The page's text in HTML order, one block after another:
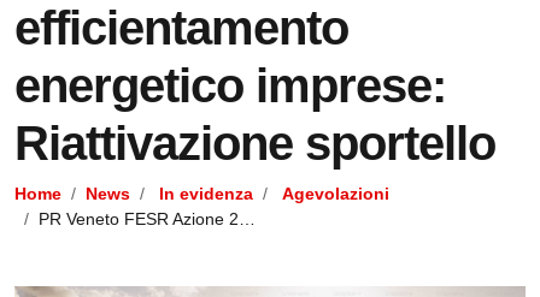
efficientamento
energetico imprese:
Riattivazione sportello
Home News In evidenza
Agevolazioni
PR Veneto FESR Azione 2.1.2 efficientamento energetico imprese: Riattivazione sportello